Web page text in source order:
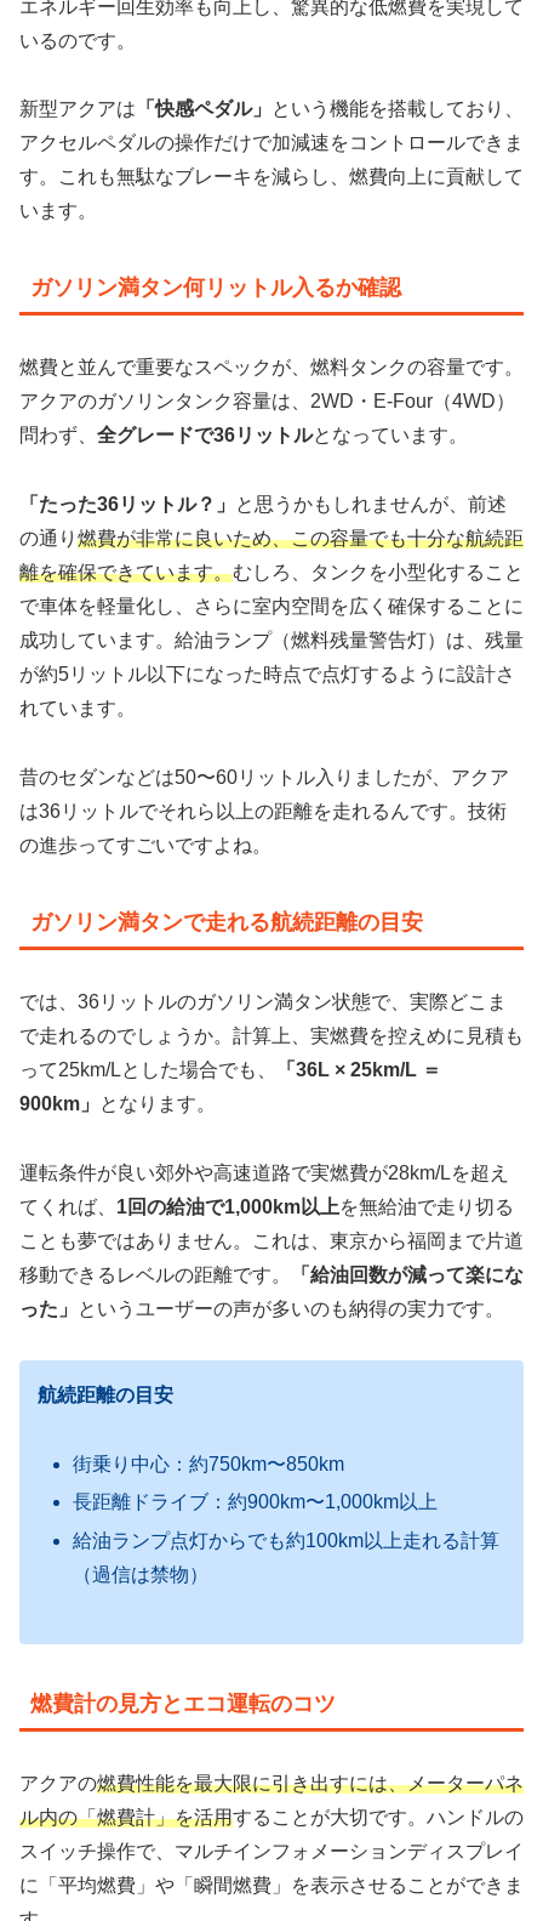
エネルギー回生効率も向上し、驚異的な低燃費を実現して
いるのです。
新型アクアは 「快感ペダル」
という機能を搭載しており、
アクセルペダルの操作だけで加減速をコントロールできま
す。これも無駄なブレーキを減らし、燃費向上に貢献して
います。
ガソリン満タン何リットル入るか確認
燃費と並んで重要なスペックが、燃料タンクの容量です。
アクアのガソリンタンク容量は、2WD・E-Four（4WD）
問わず、 全グレードで36リットルとなっています。
「たった36リットル？」
と思うかもしれませんが、前述
の通り 燃費が非常に良いため、この容量でも十分な航続距
離を確保できています。むしろ、タンクを小型化すること
で車体を軽量化し、さらに室内空間を広く確保することに
成功しています。給油ランプ（燃料残量警告灯）は、残量
が約5リットル以下になった時点で点灯するように設計さ
れています。
昔のセダンなどは50〜60リットル入りましたが、アクア
は36リットルでそれら以上の距離を走れるんです。技術
の進歩ってすごいですよね。
ガソリン満タンで走れる航続距離の目安
では、36リットルのガソリン満タン状態で、実際どこま
で走れるのでしょうか。計算上、実燃費を控えめに見積も
って25km/Lとした場合でも、
「36L × 25km/L ＝
900km」
となります。
運転条件が良い郊外や高速道路で実燃費が28km/Lを超え
てくれば、 1回の給油で1,000km以上を無給油で走り切る
ことも夢ではありません。これは、東京から福岡まで片道
移動できるレベルの距離です。
「給油回数が減って楽にな
った」
というユーザーの声が多いのも納得の実力です。
航続距離の目安
街乗り中心：約750km〜850km
長距離ドライブ：約900km〜1,000km以上
給油ランプ点灯からでも約100km以上走れる計算
（過信は禁物）
燃費計の見方とエコ運転のコツ
アクアの燃費性能を最大限に引き出すには、メーターパネ
ル内の「燃費計」を活用することが大切です。ハンドルの
スイッチ操作で、マルチインフォメーションディスプレイ
に「平均燃費」や「瞬間燃費」を表示させることができま